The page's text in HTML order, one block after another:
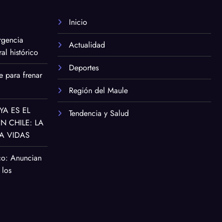
histórico
para frenar
ES EL
CHILE: LA
VIDAS
Anuncian
Inicio
Actualidad
Deportes
Región del Maule
Tendencia y Salud